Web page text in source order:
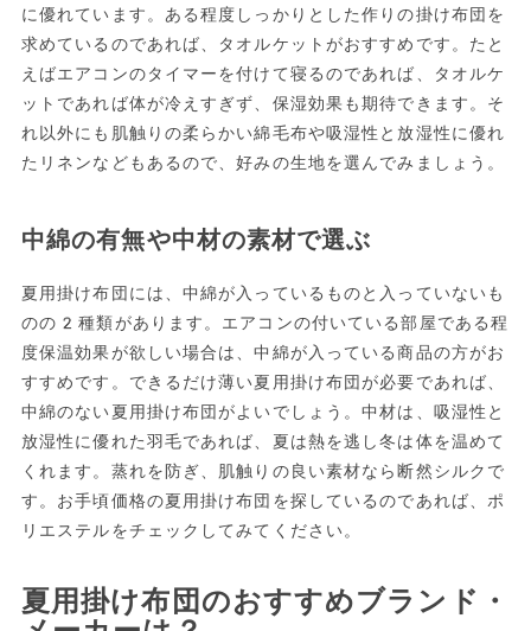
に優れています。ある程度しっかりとした作りの掛け布団を
求めているのであれば、タオルケットがおすすめです。たと
えばエアコンのタイマーを付けて寝るのであれば、タオルケ
ットであれば体が冷えすぎず、保湿効果も期待できます。そ
れ以外にも肌触りの柔らかい綿毛布や吸湿性と放湿性に優れ
たリネンなどもあるので、好みの生地を選んでみましょう。
中綿の有無や中材の素材で選ぶ
夏用掛け布団には、中綿が入っているものと入っていないも
のの2種類があります。エアコンの付いている部屋である程
度保温効果が欲しい場合は、中綿が入っている商品の方がお
すすめです。できるだけ薄い夏用掛け布団が必要であれば、
中綿のない夏用掛け布団がよいでしょう。中材は、吸湿性と
放湿性に優れた羽毛であれば、夏は熱を逃し冬は体を温めて
くれます。蒸れを防ぎ、肌触りの良い素材なら断然シルクで
す。お手頃価格の夏用掛け布団を探しているのであれば、ポ
リエステルをチェックしてみてください。
夏用掛け布団のおすすめブランド・